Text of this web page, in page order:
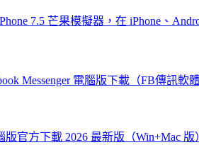
7.5 芒果模擬器，在 iPhone、
Messenger 電腦版下載（FB傳訊軟體
官方下載 2026 最新版（Win+Mac 版